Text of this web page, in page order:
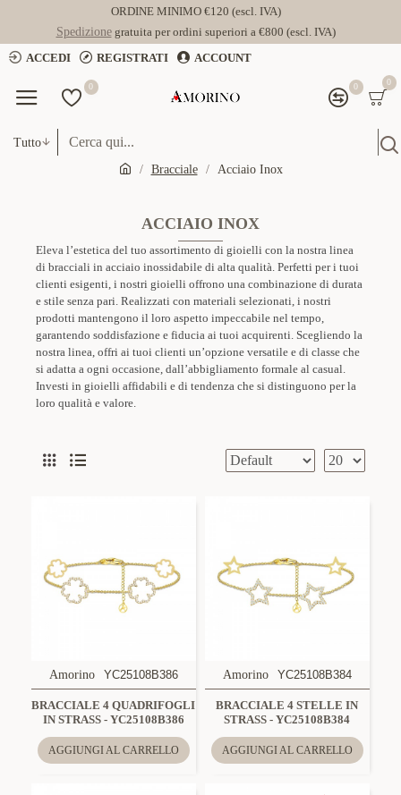
ORDINE MINIMO €120 (escl. IVA)
Spedizionegratuita per ordini superiori a €800 (escl. IVA)
ACCEDI
REGISTRATI ACCOUNT
0 0 0
Tutto
Bracciale Acciaio Inox
ACCIAIO INOX
Eleva l’estetica del tuo assortimento di gioielli con la nostra linea
di bracciali in acciaio inossidabile di alta qualità. Perfetti per i tuoi
clienti esigenti, i nostri gioielli offrono una combinazione di durata
e stile senza pari. Realizzati con materiali selezionati, i nostri
prodotti mantengono il loro aspetto impeccabile nel tempo,
garantendo soddisfazione e fiducia ai tuoi acquirenti. Scegliendo la
nostra linea, offri ai tuoi clienti un’opzione versatile e di classe che
si adatta a ogni occasione, dall’abbigliamento formale al casual.
Investi in gioielli affidabili e di tendenza che si distinguono per la
loro qualità e valore.
Amorino YC25108B386
BRACCIALE 4 QUADRIFOGLI
IN STRASS - YC25108B386
AGGIUNGI AL CARRELLO
Amorino YC25108B384
BRACCIALE 4 STELLE IN
STRASS - YC25108B384
AGGIUNGI AL CARRELLO